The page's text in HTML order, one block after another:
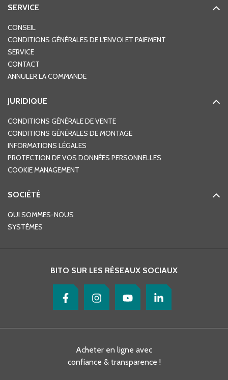
SERVICE
CONSEIL
CONDITIONS GÉNÉRALES DE L'ENVOI ET PAIEMENT
SERVICE
CONTACT
ANNULER LA COMMANDE
JURIDIQUE
CONDITIONS GÉNÉRALE DE VENTE
CONDITIONS GÉNÉRALES DE MONTAGE
INFORMATIONS LÉGALES
PROTECTION DE VOS DONNÉES PERSONNELLES
COOKIE MANAGEMENT
SOCIÉTÉ
QUI SOMMES-NOUS
SYSTÈMES
BITO SUR LES RÉSEAUX SOCIAUX
Acheter en ligne avec
confiance & transparence !